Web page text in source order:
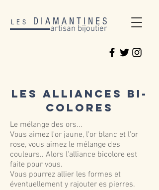
LES DIAMANTINES
artisan bijoutier
les Alliances bi-
colores
Le mélange des ors...
Vous aimez l'or jaune, l'or blanc et l'or
rose, vous aimez le mélange des
couleurs.. Alors l'alliance bicolore est
faite pour vous.
Vous pourrez allier les formes et
éventuellement y rajouter es pierres.